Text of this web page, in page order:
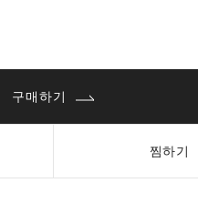
구매하기
찜하기